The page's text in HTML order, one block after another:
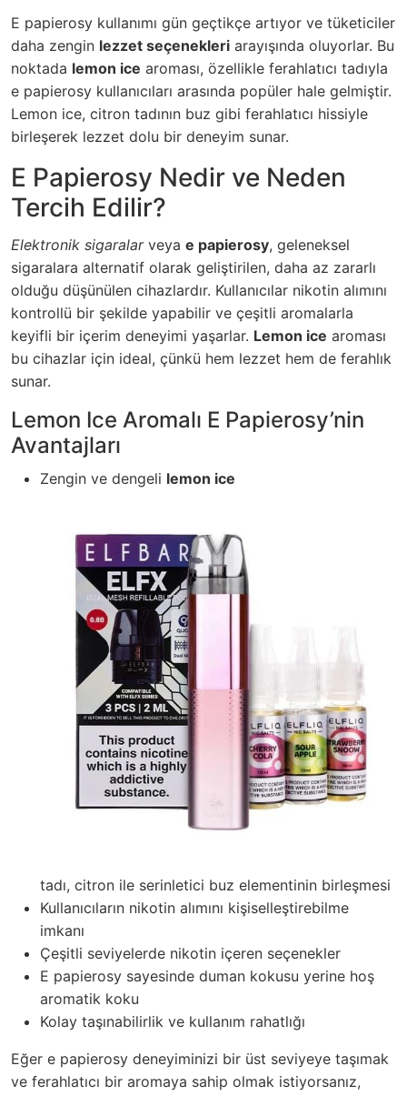
E papierosy kullanımı gün geçtikçe artıyor ve tüketiciler
daha zengin lezzet seçenekleri arayışında oluyorlar. Bu
noktada lemon ice aroması, özellikle ferahlatıcı tadıyla
e papierosy kullanıcıları arasında popüler hale gelmiştir.
Lemon ice, citron tadının buz gibi ferahlatıcı hissiyle
birleşerek lezzet dolu bir deneyim sunar.
E Papierosy Nedir ve Neden
Tercih Edilir?
Elektronik sigaralarveya e papierosy, geleneksel
sigaralara alternatif olarak geliştirilen, daha az zararlı
olduğu düşünülen cihazlardır. Kullanıcılar nikotin alımını
kontrollü bir şekilde yapabilir ve çeşitli aromalarla
keyifli bir içerim deneyimi yaşarlar. Lemon ice aroması
bu cihazlar için ideal, çünkü hem lezzet hem de ferahlık
sunar.
Lemon Ice Aromalı E Papierosy’nin
Avantajları
Zengin ve dengeli lemon ice
tadı, citron ile serinletici buz elementinin birleşmesi
Kullanıcıların nikotin alımını kişiselleştirebilme
imkanı
Çeşitli seviyelerde nikotin içeren seçenekler
E papierosy sayesinde duman kokusu yerine hoş
aromatik koku
Kolay taşınabilirlik ve kullanım rahatlığı
Eğer e papierosy deneyiminizi bir üst seviyeye taşımak
ve ferahlatıcı bir aromaya sahip olmak istiyorsanız,